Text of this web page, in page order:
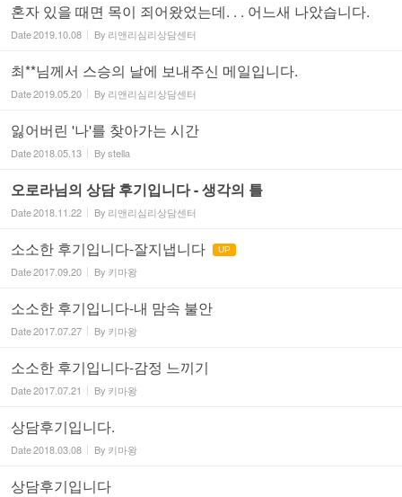
혼자 있을 때면 목이 죄어왔었는데. . . 어느새 나았습니다.
Date2019.10.08 By 리앤리심리상담센터
최**님께서 스승의 날에 보내주신 메일입니다.
Date2019.05.20 By 리앤리심리상담센터
잃어버린 '나'를 찾아가는 시간
Date2018.05.13 Bystella
오로라님의 상담 후기입니다 - 생각의 틀
Date2018.11.22 By 리앤리심리상담센터
소소한 후기입니다-잘지냅니다 UP
Date2017.09.20 By 키마왕
소소한 후기입니다-내 맘속 불안
Date2017.07.27 By 키마왕
소소한 후기입니다-감정 느끼기
Date2017.07.21 By 키마왕
상담후기입니다.
Date2018.03.08 By 키마왕
상담후기입니다